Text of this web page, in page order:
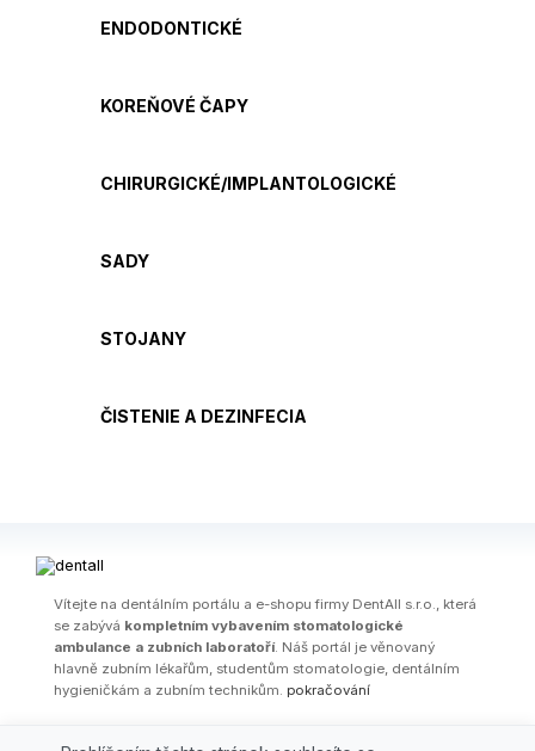
ENDODONTICKÉ
KOREŇOVÉ ČAPY
CHIRURGICKÉ/IMPLANTOLOGICKÉ
SADY
STOJANY
ČISTENIE A DEZINFECIA
Ví­tejte na dentálním portálu a e-shopu firmy DentAll s.r.o., která
se zabývá kompletním vybavením stomatologické
ambulance a zubních laboratoří. Náš portál je věnovaný
hlavně zubním lékařům, studentům stomatologie, dentálním
hygieničkám a zubním technikům. pokračování